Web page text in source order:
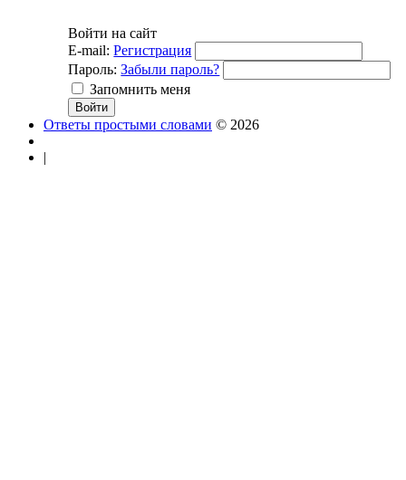
Войти на сайт
E-mail: Регистрация
Пароль: Забыли пароль?
Запомнить меня
Ответы простыми словами © 2026
|